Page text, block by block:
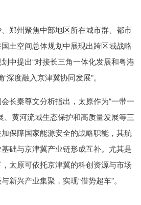
州聚焦中部地区所在城市群、都市
土空间总体规划中展现出跨区域战略
中提出“对接长三角一体化发展和粤港
深度融入京津冀协同发展”。
秦尊文分析指出，太原作为“一带一
、黄河流域生态保护和高质量发展等三
保障国家能源安全的战略职能，其航
础与京津冀产业链形成互补。尤其是
太原可依托京津冀的科创资源与市场
新兴产业集聚，实现“借势超车”。